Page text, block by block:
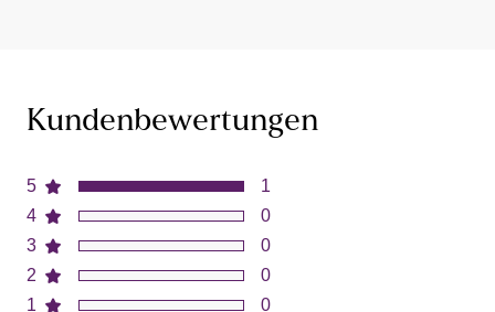
Kundenbewertungen
5
4
3
2
1
1
0
0
0
0